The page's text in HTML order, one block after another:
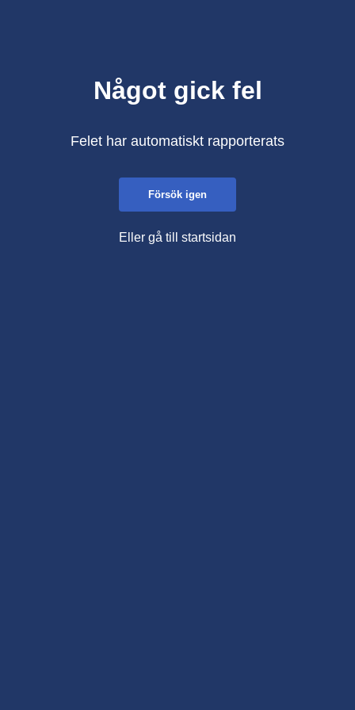
Något gick fel
Felet har automatiskt rapporterats
Försök igen
Eller gå till startsidan